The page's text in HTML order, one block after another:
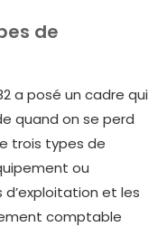
de
a posé un cadre qui
quand on se perd
trois types de
ou
d’exploitation et les
comptable